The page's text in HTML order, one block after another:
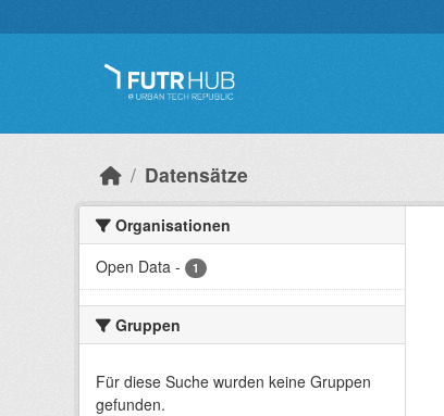
Datensätze
Organisationen
Open Data - 1
Gruppen
Für diese Suche wurden keine Gruppen
gefunden.